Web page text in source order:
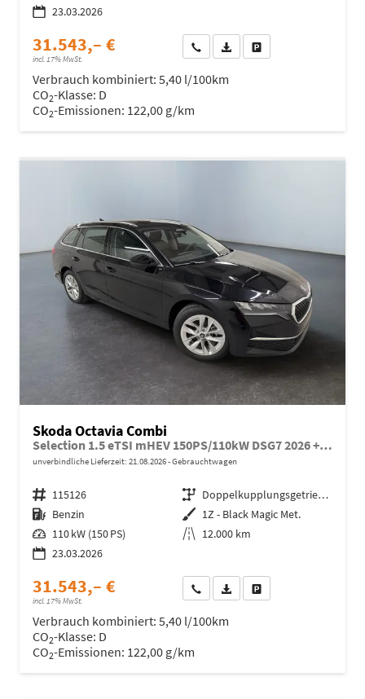
23.03.2026
31.543,– €
incl. 17% MwSt.
Wir rufen Sie anFahrzeugexposé (PDF)
Verbrauch kombiniert: 5,40 l/100km
CO2-Klasse: D
CO2-Emissionen: 122,00 g/km
Skoda Octavia Combi
Selection 1.5 eTSI mHEV 150PS/110kW DSG7 2026 +AHK+SUNSET+3-ZONE+RFK+KESSY+EL.HECK+BHZ. LENKRAD
unverbindliche Lieferzeit: 21.08.2026 Gebrauchtwagen
Fahrzeugnr. 115126 Getriebe
Doppelkupplungsgetriebe (DSG)
Kraftstoff Benzin Außenfarbe 1Z - Black Magic Met.
Leistung 110 kW (150 PS) Kilometerstand 12.000 km
23.03.2026
31.543,– €
incl. 17% MwSt.
Wir rufen Sie anFahrzeugexposé (PDF)
Verbrauch kombiniert: 5,40 l/100km
CO2-Klasse: D
CO2-Emissionen: 122,00 g/km